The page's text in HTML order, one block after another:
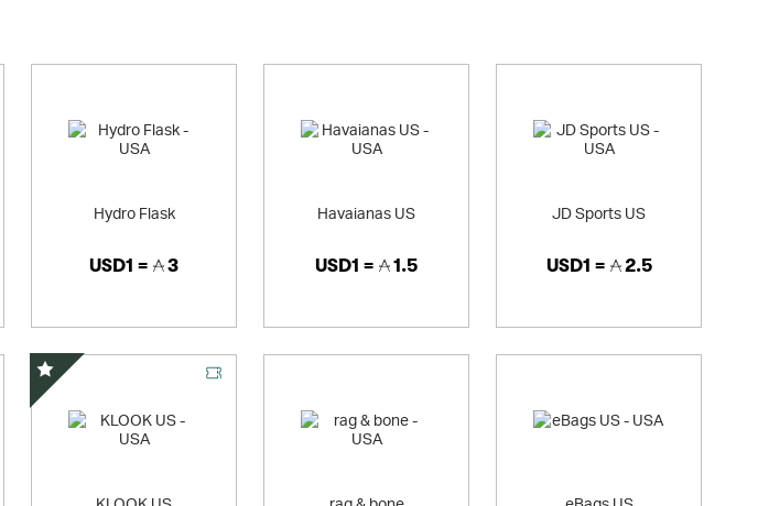
Hydro Flask
USD1 = 3
Havaianas US
USD1 = 1.5
JD Sports US
USD1 = 2.5
精選優惠